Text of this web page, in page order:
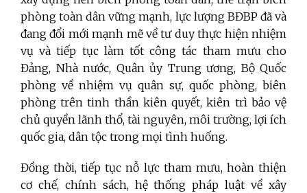
phòng toàn dân vững mạnh, lực lượng BĐBP đã và
đang đổi mới mạnh mẽ về tư duy thực hiện nhiệm
vụ và tiếp tục làm tốt công tác tham mưu cho
Đảng, Nhà nước, Quân ủy Trung ương, Bộ Quốc
phòng về nhiệm vụ quân sự, quốc phòng, biên
phòng trên tinh thần kiên quyết, kiên trì bảo vệ
chủ quyền lãnh thổ, tài nguyên, môi trường, lợi ích
quốc gia, dân tộc trong mọi tình huống.
Đồng thời, tiếp tục nỗ lực tham mưu, hoàn thiện
cơ chế, chính sách, hệ thống pháp luật về xây